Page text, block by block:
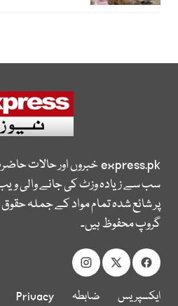
express.pkخبروں اور حالات
سب سے زیادہ وزٹ کی جانے والی
پر شائع شدہ تمام مواد کے جملہ
گروپ محفوظ ہیں۔
ایکسپریس
ضابطہ
Privacy